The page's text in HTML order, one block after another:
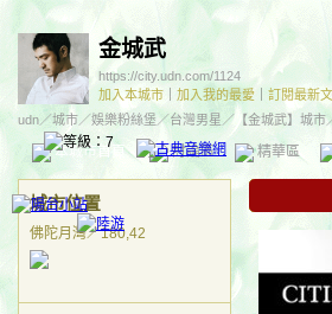
金城武
https://city.udn.com/1124
加入本城市
加入我的最愛
訂閱最新
udn／城市／娛樂粉絲堡 ／台灣男星 ／ 【金城武】城市
本城市首頁 討論區 精華區
城市位置
佛陀月灣／180,42